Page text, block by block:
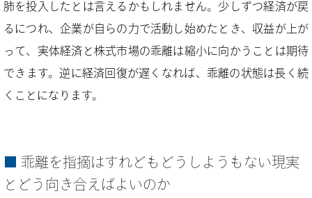
肺を投入したとは言えるかもしれません。少しずつ経済が戻
るにつれ、企業が自らの力で活動し始めたとき、収益が上が
って、実体経済と株式市場の乖離は縮小に向かうことは期待
できます。逆に経済回復が遅くなれば、乖離の状態は長く続
くことになります。
乖離を指摘はすれどもどうしようもない現実
とどう向き合えばよいのか